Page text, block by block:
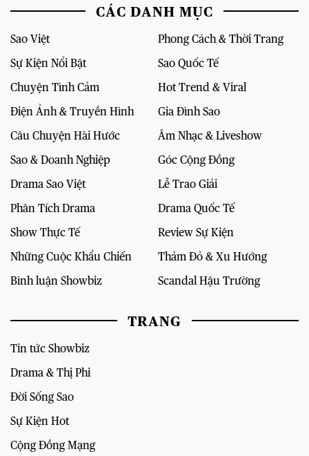
CÁC DANH MỤC
Sao Việt
Phong Cách & Thời Trang
Sự Kiện Nổi Bật
Sao Quốc Tế
Chuyện Tình Cảm
Hot Trend & Viral
Điện Ảnh & Truyền Hình
Gia Đình Sao
Câu Chuyện Hài Hước
Âm Nhạc & Liveshow
Sao & Doanh Nghiệp
Góc Cộng Đồng
Drama Sao Việt
Lễ Trao Giải
Phân Tích Drama
Drama Quốc Tế
Show Thực Tế
Review Sự Kiện
Những Cuộc Khẩu Chiến
Thảm Đỏ & Xu Hướng
Bình luận Showbiz
Scandal Hậu Trường
TRANG
Tin tức Showbiz
Drama & Thị Phi
Đời Sống Sao
Sự Kiện Hot
Cộng Đồng Mạng